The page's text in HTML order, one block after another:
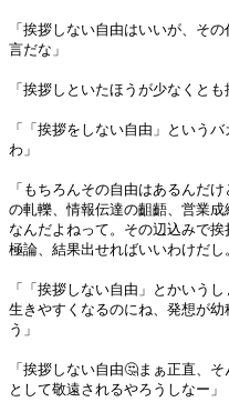
「挨拶しない自由はいいが、そ
言だな」
「挨拶しといたほうが少なくと
「「挨拶をしない自由」という
わ」
「もちろんその自由はあるんだ
の軋轢、情報伝達の齟齬、営業
なんだよねって。その辺込みで挨
極論、結果出せればいいわけだし
「「挨拶しない自由」とかいう
生きやすくなるのにね、発想が
う」
「挨拶しない自由🤔まぁ正直、
として敬遠されるやろうしなー」